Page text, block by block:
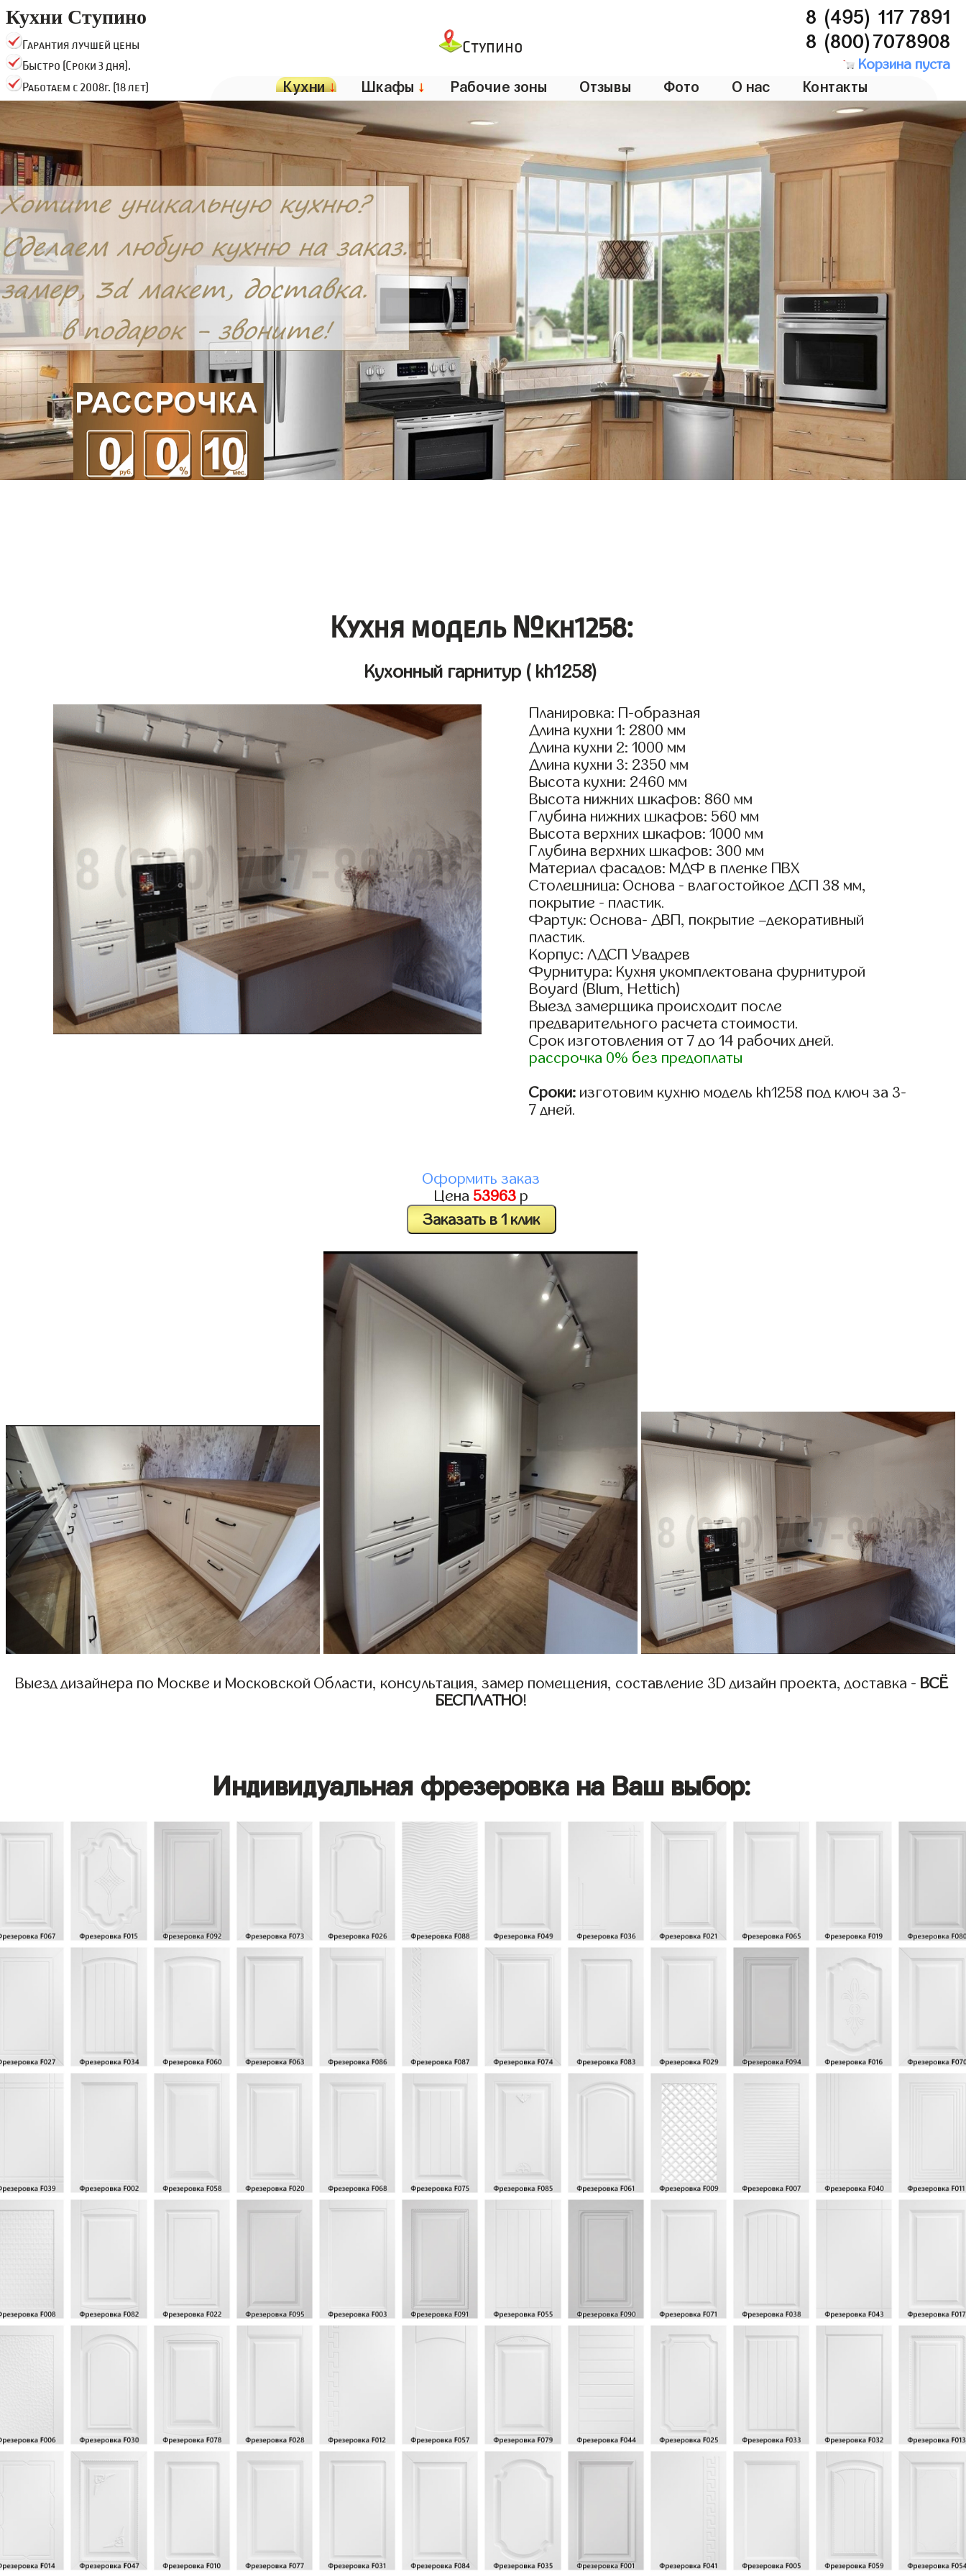
Кухни Ступино
Гарантия лучшей цены
Быстро (Сроки 3 дня).
Работаем с 2008г. (18 лет)
Ступино
8 (495) 117 7891
8 (800)7078908
Корзина пуста
Кухни↓ Шкафы ↓ Рабочие зоны Отзывы Фото О нас Контакты
Кухня модель №kh1258:
Кухонный гарнитур ( kh1258)
Планировка: П-образная
Длина кухни 1: 2800 мм
Длина кухни 2: 1000 мм
Длина кухни 3: 2350 мм
Высота кухни: 2460 мм
Высота нижних шкафов: 860 мм
Глубина нижних шкафов: 560 мм
Высота верхних шкафов: 1000 мм
Глубина верхних шкафов: 300 мм
Материал фасадов: МДФ в пленке ПВХ
Столешница: Основа - влагостойкое ДСП 38 мм,
покрытие - пластик.
Фартук: Основа- ДВП, покрытие –декоративный
пластик.
Корпус: ЛДСП Увадрев
Фурнитура: Кухня укомплектована фурнитурой
Boyard (Blum, Hettich)
Выезд замерщика происходит после
предварительного расчета стоимости.
Срок изготовления от 7 до 14 рабочих дней.
рассрочка 0% без предоплаты
Сроки: изготовим кухню модель kh1258 под ключ за 3-
7 дней.
Оформить заказ
Цена 53963 р
Заказать в 1 клик
Выезд дизайнера по Москве и Московской Области, консультация, замер помещения, составление 3D дизайн проекта, доставка - ВСЁ
БЕСПЛАТНО!
Индивидуальная фрезеровка на Ваш выбор: